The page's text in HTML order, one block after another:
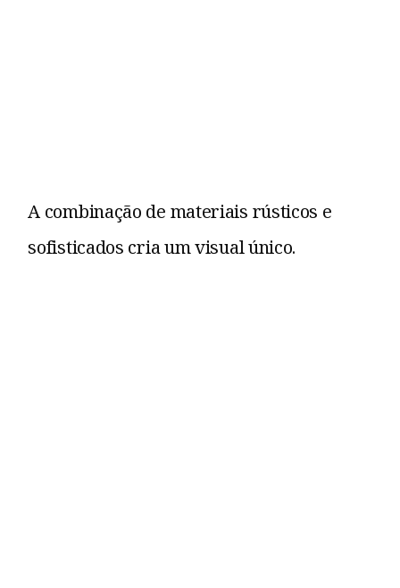
A combinação de materiais rústicos e
sofisticados cria um visual único.